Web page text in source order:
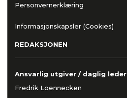
Personvernerklæring
Informasjonskapsler (Cookies)
REDAKSJONEN
Ansvarlig utgiver / daglig leder
Fredrik Loennecken